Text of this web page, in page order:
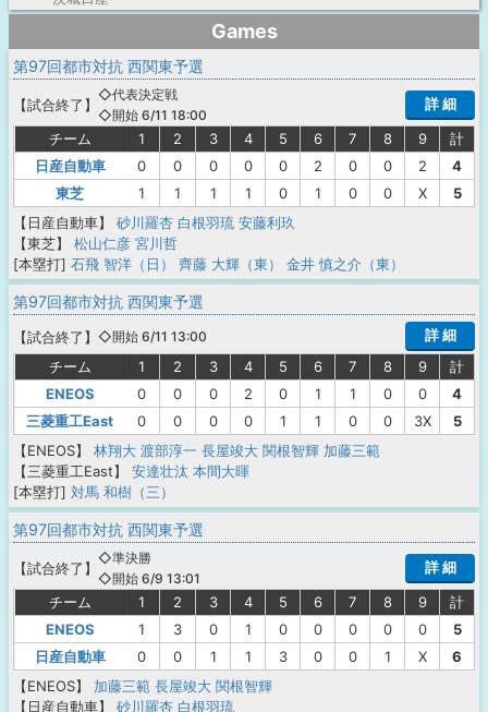
Games
第97回都市対抗 西関東予選
【試合終了 】
◇代表決定戦
◇開始 6/11 18:00
詳 細
チーム 1 2 3 4 5 6 7 8 9
計
日産自動車
0 0 0 0 0 2 0 0 2
4
東芝
1 1 1 1 0 1 0 0 X
5
【日産自動車】
砂川羅杏 白根羽琉 安藤利玖
【東芝】
松山仁彦 宮川哲
[本塁打] 石飛 智洋（日） 齊藤 大輝（東） 金井 慎之介（東）
第97回都市対抗 西関東予選
【試合終了 】 ◇開始 6/11 13:00
詳 細
チーム
1 2 3 4 5 6 7 8 9
計
ENEOS
0 0 0 2 0 1 1 0 0
4
三菱重工East
0 0 0 0 1 1 0 0 3X
5
【ENEOS】
林翔大 渡部淳一 長屋竣大 関根智輝 加藤三範
【三菱重工East】
安達壮汰 本間大暉
[本塁打] 対馬 和樹（三）
第97回都市対抗 西関東予選
【試合終了 】
◇準決勝
◇開始 6/9 13:01
詳 細
チーム 1 2 3 4 5 6 7 8 9
計
ENEOS
1 3 0 1 0 0 0 0 0
5
日産自動車
0 0 1 1 3 0 0 1 X
6
【ENEOS】
加藤三範 長屋竣大 関根智輝
【日産自動車】
砂川羅杏 白根羽琉